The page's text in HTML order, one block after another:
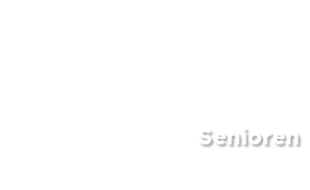
Senioren
weiterlesen